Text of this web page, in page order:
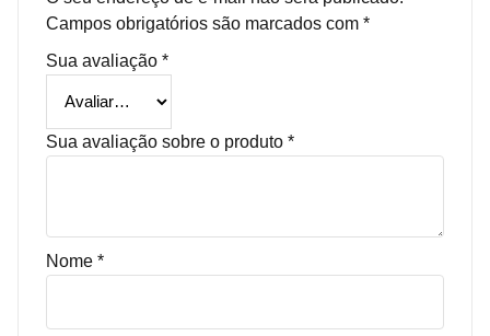
Campos obrigatórios são marcados com *
Sua avaliação *
Sua avaliação sobre o produto *
Nome *